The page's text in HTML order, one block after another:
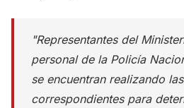
"Representantes del
personal de la Policía
se encuentran realizando
correspondientes para